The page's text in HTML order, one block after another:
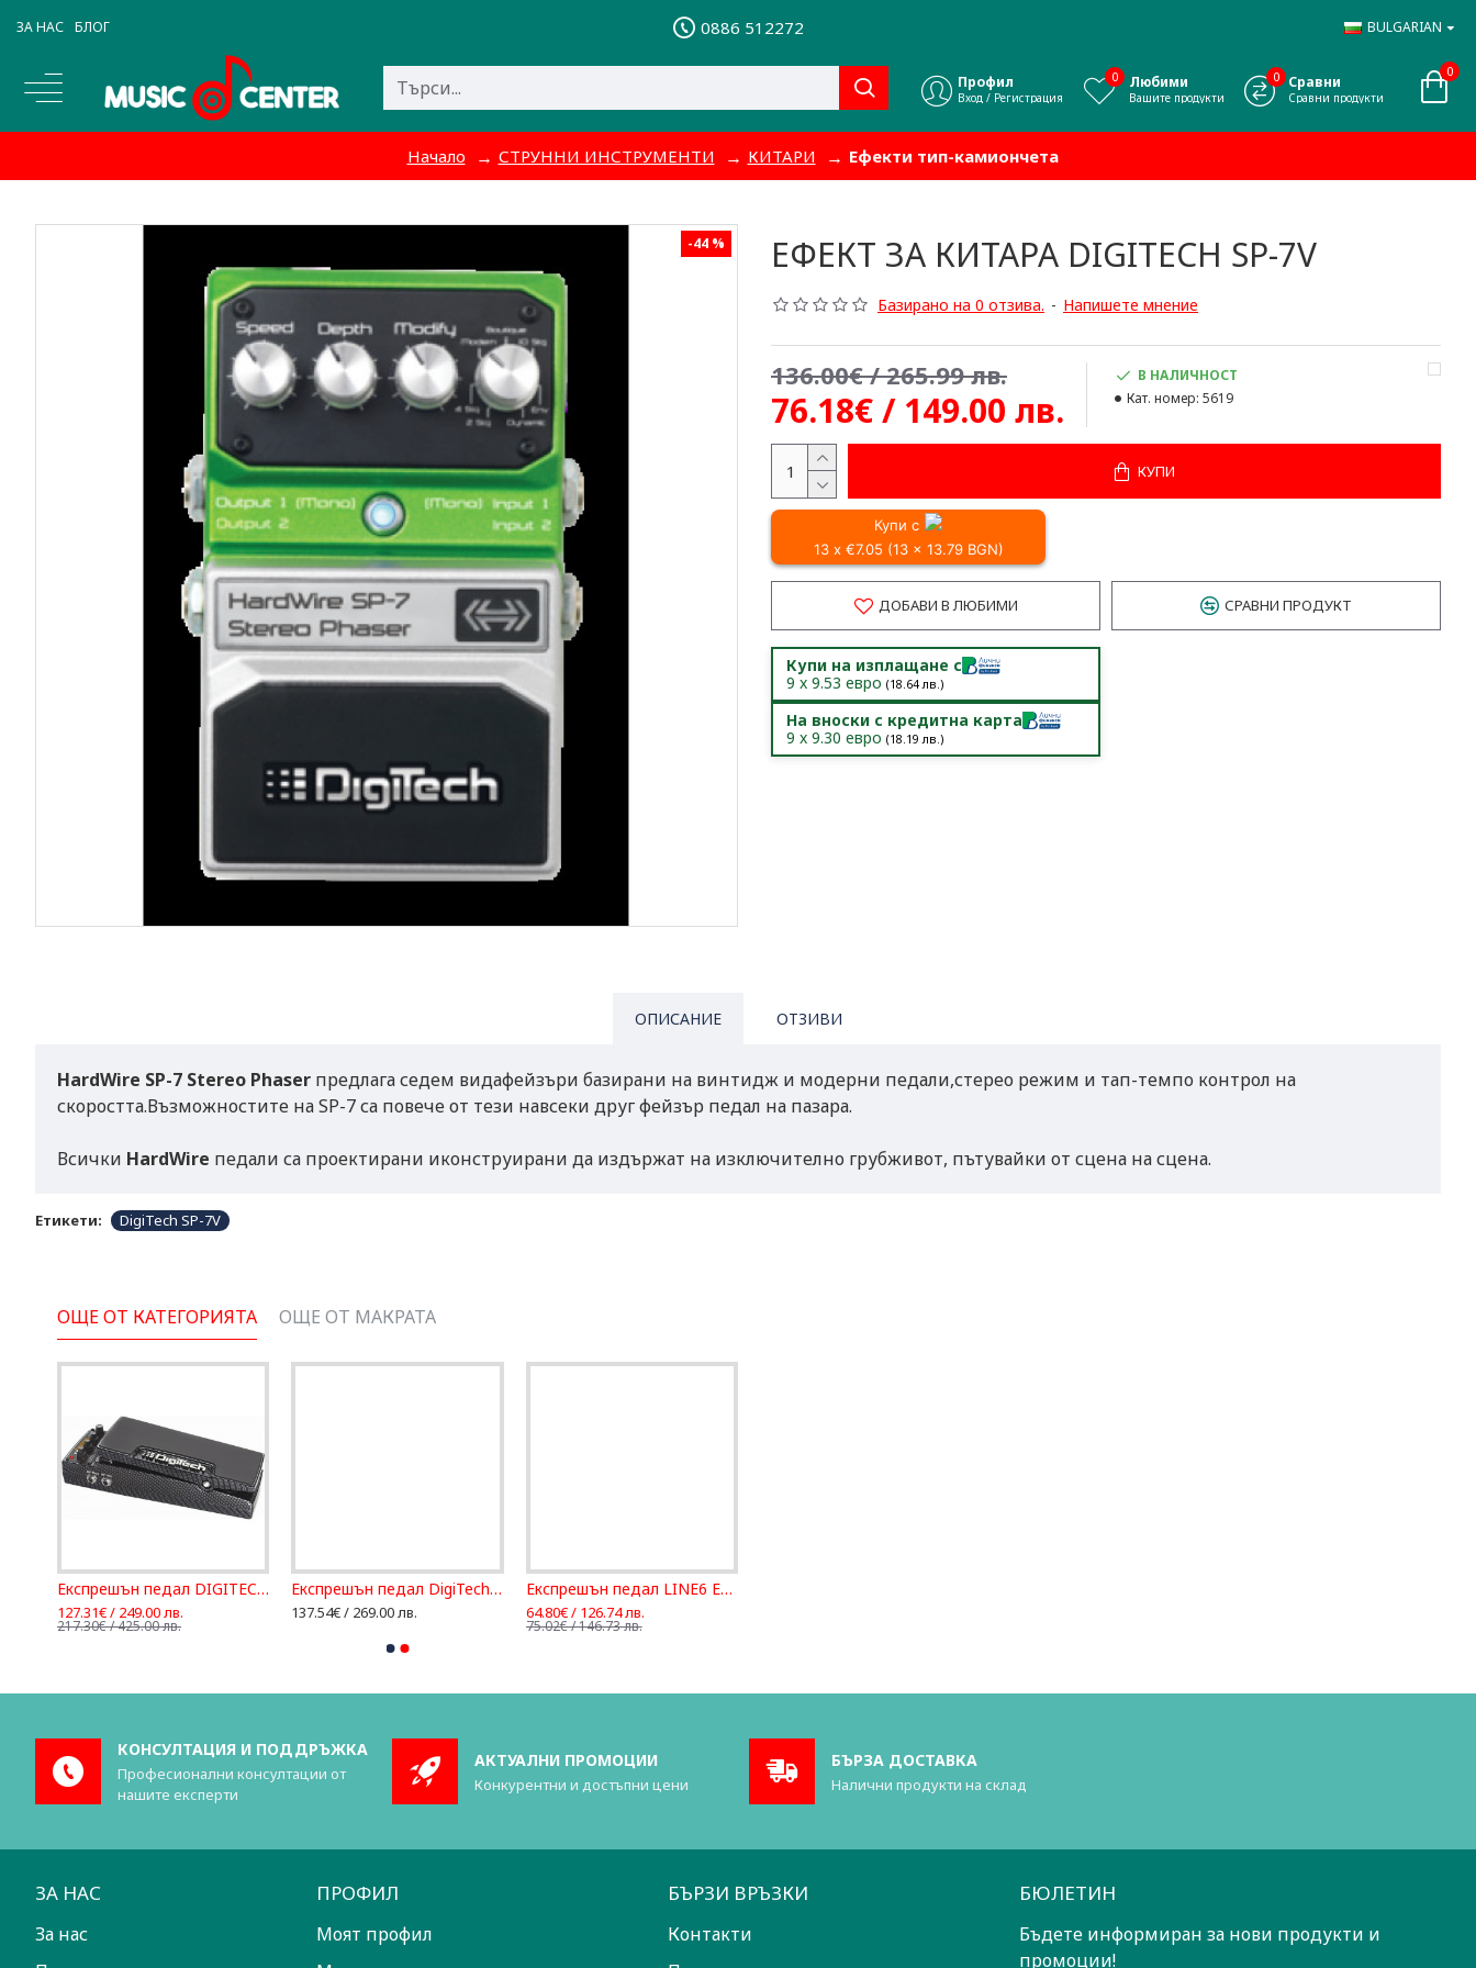
ЗА НАС БЛОГ 0886 512272 BULGARIAN
Профил
Вход / Регистрация
Любими
Вашите продукти
0 Сравни
Сравни продукти
0 0
Начало СТРУННИ ИНСТРУМЕНТИ КИТАРИ Ефекти тип-камиончета
-44 % ЕФЕКТ ЗА КИТАРА DIGITECH SP-7V
Базирано на 0 отзива. - Напишете мнение
76.18€ / 149.00 лв.
136.00€ / 265.99 лв.
В НАЛИЧНОСТ
Кат. номер: 5619
КУПИ
Купи с
13 x €7.05 (13 x 13.79 BGN)
ДОБАВИ В ЛЮБИМИ СРАВНИ ПРОДУКТ
Купи на изплащане с
9 x 9.53 евро (18.64лв.)
На вноски с кредитна карта
9 x 9.30 евро (18.19 лв.)
ОПИСАНИЕ ОТЗИВИ
HardWire SP-7 Stereo Phaser предлага седем видафейзъри базирани на винтидж и модерни педали,стерео режим и тап-темпо контрол на
скоростта.Възможностите на SP-7 са повече от тези навсеки друг фейзър педал на пазара.
Всички HardWire педали са проектирани иконструирани да издържат на изключително грубживот, пътувайки от сцена на сцена.
Етикети: DigiTech SP-7V
ОЩЕ ОТ КАТЕГОРИЯТА ОЩЕ ОТ МАКРАТА
Експрешън педал DIGITECH EX7-EU
127.31€ / 249.00 лв.
217.30€ / 425.00 лв.
Експрешън педал DigiTech JHE-EU
137.54€ / 269.00 лв.
Експрешън педал LINE6 EX- 1
64.80€ / 126.74 лв.
75.02€ / 146.73 лв.
КОНСУЛТАЦИЯ И ПОДДРЪЖКА
Професионални консултации от
нашите експерти
АКТУАЛНИ ПРОМОЦИИ
Конкурентни и достъпни цени
БЪРЗА ДОСТАВКА
Налични продукти на склад
ЗА НАС
За нас
ПРОФИЛ
Моят профил
БЪРЗИ ВРЪЗКИ
Контакти
БЮЛЕТИН
Бъдете информиран за нови продукти и
промоции!